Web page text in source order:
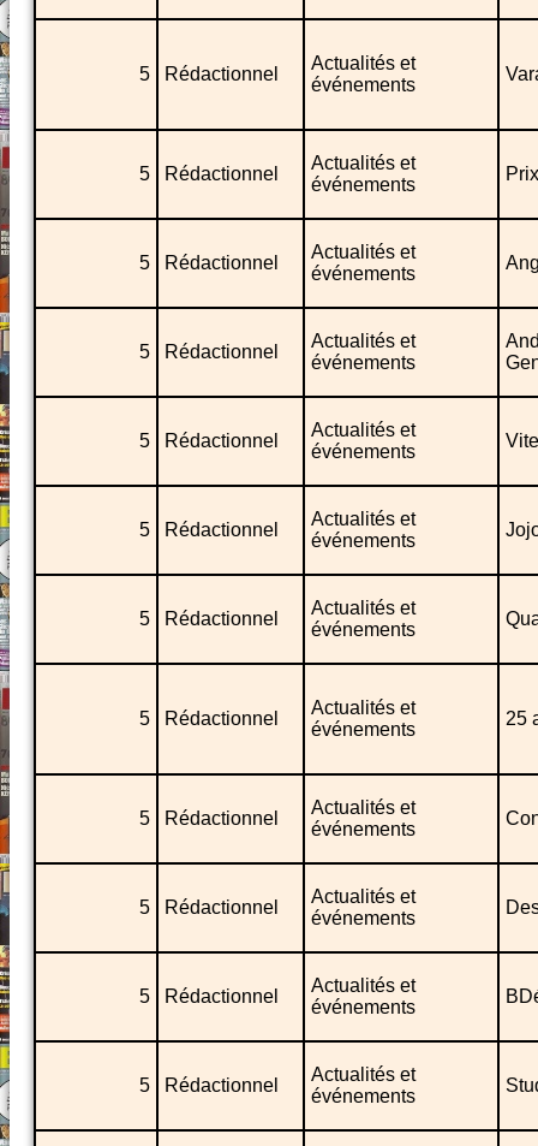
5 Rédactionnel
Actualités et
événements
5 Rédactionnel
Actualités et
événements
5 Rédactionnel
Actualités et
événements
5 Rédactionnel
Actualités et
événements
5 Rédactionnel
Actualités et
événements
5 Rédactionnel
Actualités et
événements
5 Rédactionnel
Actualités et
événements
5 Rédactionnel
Actualités et
événements
25
5 Rédactionnel
Actualités et
événements
5 Rédactionnel
Actualités et
événements
5 Rédactionnel
Actualités et
événements
5 Rédactionnel
Actualités et
événements